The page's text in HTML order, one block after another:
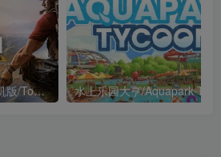
幽灵行动：荒野-虚拟机版/Tom Clancy’s Ghost Recon Wildlands HYPERVISOR 水上乐园大亨/Aquapark